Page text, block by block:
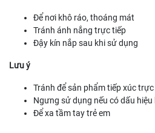
Để nơi khô ráo, thoáng mát
Tránh ánh nắng trực tiếp
Đậy kín nắp sau khi sử dụng
Lưu ý
Tránh để sản phẩm tiếp xúc
Ngưng sử dụng nếu có dấu hiệu
Để xa tầm tay trẻ em